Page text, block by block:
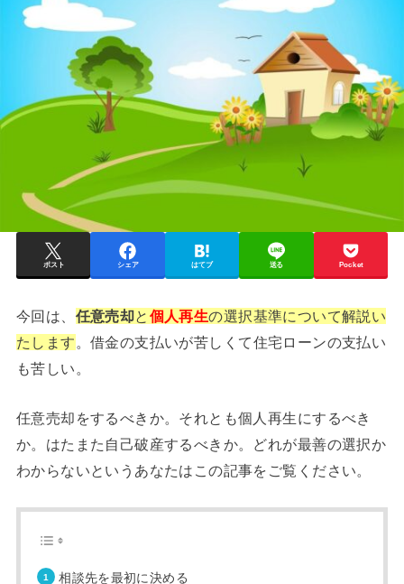
ポスト シェア はてブ 送る Pocket
今回は、 任意売却と 個人再生の選択基準について解説い
たします 。借金の支払いが苦しくて住宅ローンの支払い
も苦しい。
任意売却をするべきか。それとも個人再生にするべき
か。はたまた自己破産するべきか。どれが最善の選択か
わからないというあなたはこの記事をご覧ください。
相談先を最初に決める